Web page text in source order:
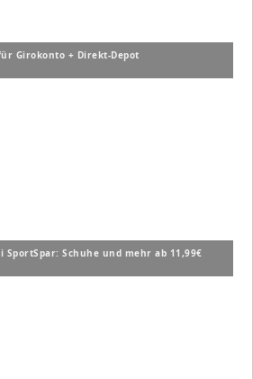
Girokonto + Direkt-Depot
SportSpar: Schuhe und mehr ab 11,99€